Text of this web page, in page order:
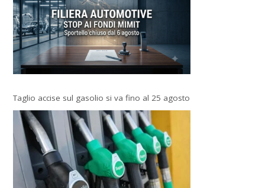
Taglio accise sul gasolio si va fino al 25 agosto